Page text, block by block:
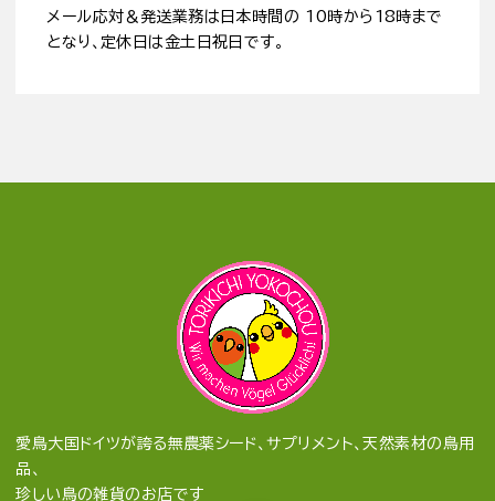
メール応対＆発送業務は日本時間の 10時から18時まで
となり、定休日は金土日祝日です。
愛鳥大国ドイツが誇る無農薬シード、サプリメント、天然素材の鳥用
品、
珍しい鳥の雑貨のお店です